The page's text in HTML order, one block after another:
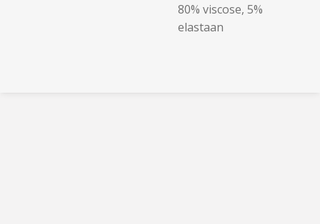
80% viscose, 5%
elastaan